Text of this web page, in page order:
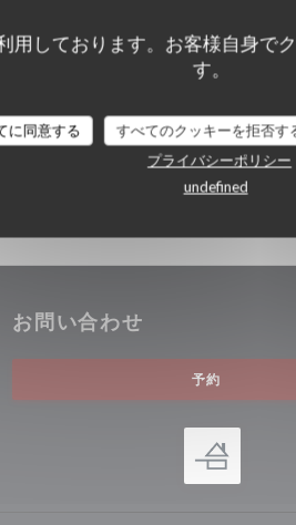
用しております。お客様自身で
す。
に同意する すべてのクッキーを拒否す
プライバシーポリシー
undefined
ウィンドウで開きます))
お問い合わせ
予約